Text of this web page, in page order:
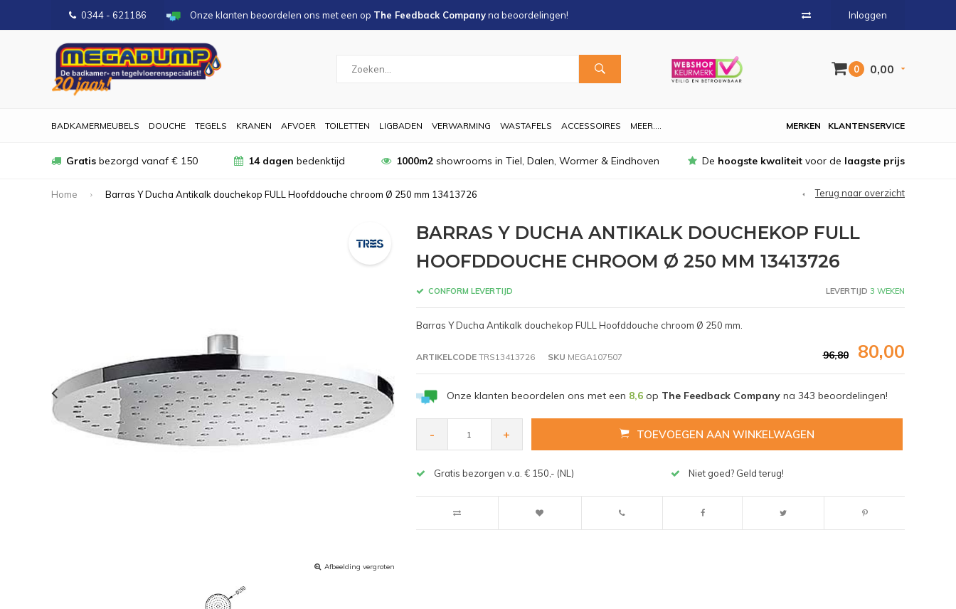
0344 - 621186 Onze klanten beoordelen ons met een op The Feedback Companyna beoordelingen! Inloggen
0 0,00
BADKAMERMEUBELS DOUCHE TEGELS KRANEN AFVOER TOILETTEN LIGBADEN VERWARMING WASTAFELS ACCESSOIRES MEER.... KLANTENSERVICE
MERKEN
Gratis bezorgd vanaf € 150 14 dagen bedenktijd 1000m2showrooms in Tiel, Dalen, Wormer & Eindhoven De hoogste kwaliteit voor de laagste prijs
Home Barras Y Ducha Antikalk douchekop FULL Hoofddouche chroom Ø 250 mm 13413726 Terug naar overzicht
Afbeelding vergroten
BARRAS Y DUCHA ANTIKALK DOUCHEKOP FULL
HOOFDDOUCHE CHROOM Ø 250 MM 13413726
CONFORM LEVERTIJD LEVERTIJD 3 WEKEN
Barras Y Ducha Antikalk douchekop FULL Hoofddouche chroom Ø 250 mm.
ARTIKELCODETRS13413726 SKU MEGA107507 96,80 80,00
Onze klanten beoordelen ons met een 8,6op The Feedback Companyna 343 beoordelingen!
- + TOEVOEGEN AAN WINKELWAGEN
Gratis bezorgen v.a. € 150,- (NL) Niet goed? Geld terug!